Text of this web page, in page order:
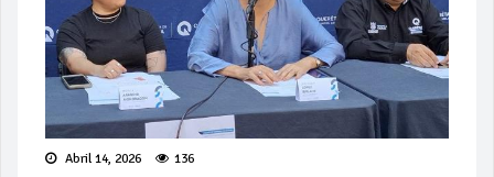
Abril 14, 2026 136